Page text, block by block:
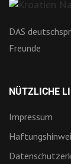
DAS
Freunde
NÜTZLICHE
Impressum